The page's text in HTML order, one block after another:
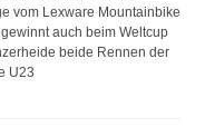
vom Lexware Mountainbike
auch beim Weltcup
beide Rennen der
U23